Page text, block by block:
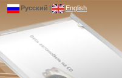
Русский | English